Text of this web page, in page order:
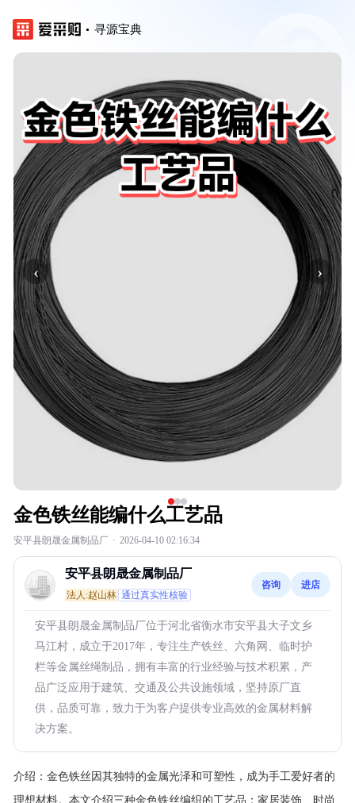
寻源宝典
‹ ›
金色铁丝能编什么工艺品
安平县朗晟金属制品厂 · 2026-04-10 02:16:34
安平县朗晟金属制品厂
法人:赵山林 通过真实性核验
咨询 进店
安平县朗晟金属制品厂位于河北省衡水市安平县大子文乡
马江村，成立于2017年，专注生产铁丝、六角网、临时护
栏等金属丝绳制品，拥有丰富的行业经验与技术积累，产
品广泛应用于建筑、交通及公共设施领域，坚持原厂直
供，品质可靠，致力于为客户提供专业高效的金属材料解
决方案。
介绍： 金色铁丝因其独特的金属光泽和可塑性，成为手工爱好者的
理想材料。本文介绍三种金色铁丝编织的工艺品：家居装饰、时尚